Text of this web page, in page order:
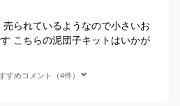
られているようなので小さいお
こちらの泥団子キットはいかが
すめコメント（4件）